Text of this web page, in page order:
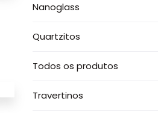
Nanoglass
Quartzitos
Todos os produtos
Travertinos